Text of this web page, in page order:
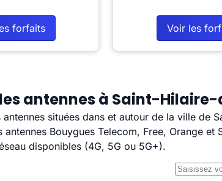
forfaits Voir les
antennes à Saint-Hilaire-
situées dans et autour de la ville de
antennes Bouygues Telecom, Free, Orange
disponibles (4G, 5G ou 5G+).